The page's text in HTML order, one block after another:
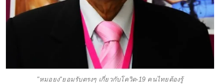
"หมอยง"ยอมรับตรงๆ เกี่ยวกับโควิด-19 คนไทยต้องรู้